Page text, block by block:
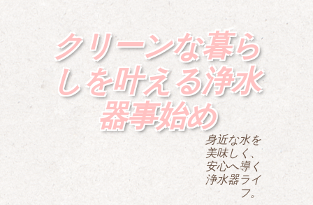
クリーンな暮ら
しを叶える浄水
器事始め
身近な水を
美味しく、
安心へ導く
浄水器ライ
フ。